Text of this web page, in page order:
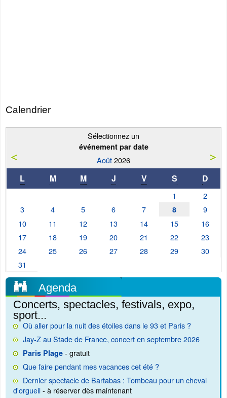
Calendrier
Sélectionnez un
événement par date
Août2026
L M M J V S D
1
2
3
4 5 6 7 8
9
10
11 12 13 14 15
16
17
18 19 20 21 22
23
24
25 26 27 28 29
30
31
Agenda
Concerts, spectacles, festivals, expo,
sport...
Où aller pour la nuit des étoiles dans le 93 et Paris ?
Jay-Z au Stade de France, concert en septembre 2026
Paris Plage - gratuit
Que faire pendant mes vacances cet été ?
Dernier spectacle de Bartabas : Tombeau pour un cheval
d'orgueil- à réserver dès maintenant